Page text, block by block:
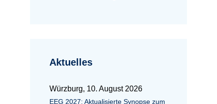
Aktuelles
Würzburg, 10. August 2026
EEG 2027: Aktualisierte Synopse zum